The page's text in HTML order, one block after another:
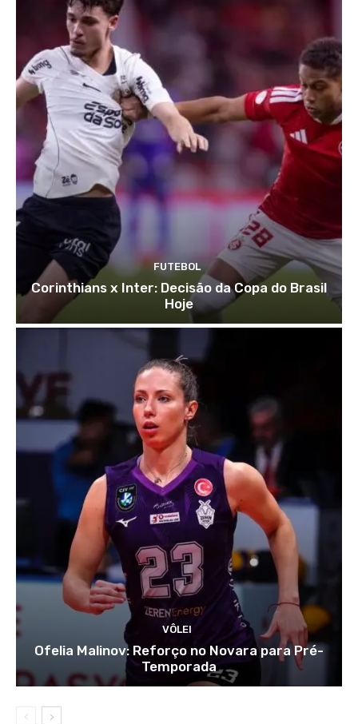
FUTEBOL
Corinthians x Inter: Decisão da Copa do Brasil
Hoje
VÔLEI
Ofelia Malinov: Reforço no Novara para Pré-
Temporada